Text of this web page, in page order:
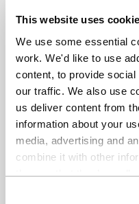
This website uses
We use some essential
work. We'd like to use
content, to provide
our traffic. We also use
us deliver content from
information about your
media, advertising and
combine it with other
them or that they’ve
Jin-Joo Kim
Marketing
EMEA